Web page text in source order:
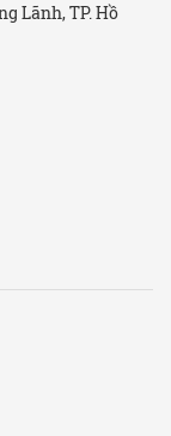
Lãnh, TP. Hồ